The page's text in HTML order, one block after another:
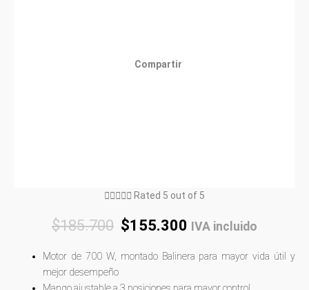
Compartir
 Rated 5 out of 5
$185.700 $155.300 IVA incluido
Motor de 700 W, montado Balinera para mayor vida útil y
mejor desempeño